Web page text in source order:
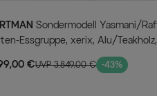
Essgruppe, xerix, Alu/Teakholz,
8 Klappstühle
€UVP 3.849,00 € -43%